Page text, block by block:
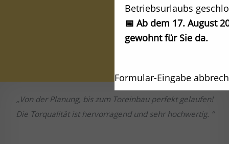
Von der Planung, bis zum Toreinbau perfekt gelaufen!
Die Torqualität ist hervorragend und sehr hochwertig.
Betriebsurlaubs
📅 Ab dem 17. August
gewohnt für Sie da.
Formular-Eingabe